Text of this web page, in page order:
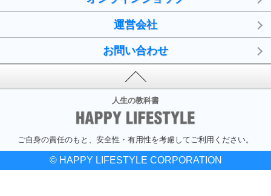
運営会社
お問い合わせ
人生の教科書
ご自身の責任のもと、安全性・有用性を考慮してご利用ください。
© HAPPY LIFESTYLE CORPORATION